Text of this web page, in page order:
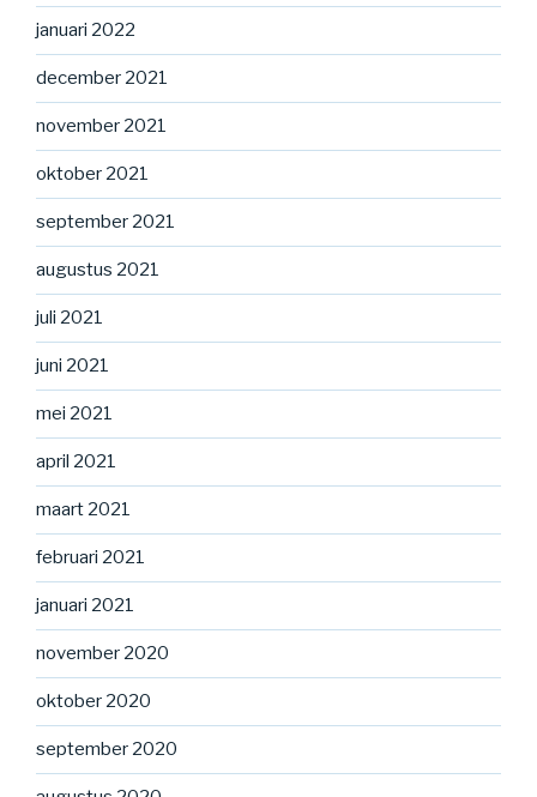
januari 2022
december 2021
november 2021
oktober 2021
september 2021
augustus 2021
juli 2021
juni 2021
mei 2021
april 2021
maart 2021
februari 2021
januari 2021
november 2020
oktober 2020
september 2020